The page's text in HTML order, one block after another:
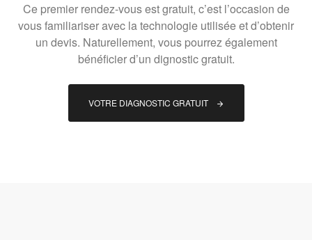
Ce premier rendez-vous est gratuit, c’est l’occasion de
vous familiariser avec la technologie utilisée et d’obtenir
un devis. Naturellement, vous pourrez également
bénéficier d’un dignostic gratuit.
VOTRE DIAGNOSTIC GRATUIT